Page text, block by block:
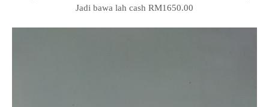
Jadi bawa lah cash RM1650.00